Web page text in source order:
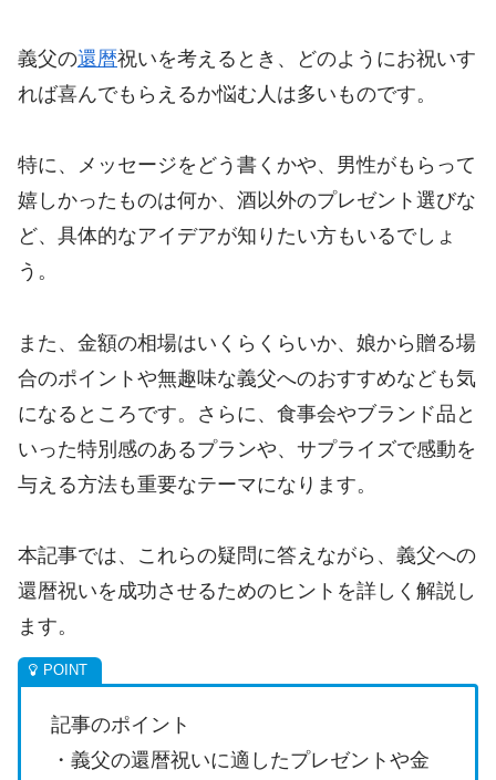
義父の還暦祝いを考えるとき、どのようにお祝いす
れば喜んでもらえるか悩む人は多いものです。
特に、メッセージをどう書くかや、男性がもらって
嬉しかったものは何か、酒以外のプレゼント選びな
ど、具体的なアイデアが知りたい方もいるでしょ
う。
また、金額の相場はいくらくらいか、娘から贈る場
合のポイントや無趣味な義父へのおすすめなども気
になるところです。さらに、食事会やブランド品と
いった特別感のあるプランや、サプライズで感動を
与える方法も重要なテーマになります。
本記事では、これらの疑問に答えながら、義父への
還暦祝いを成功させるためのヒントを詳しく解説し
ます。
記事のポイント
・義父の還暦祝いに適したプレゼントや金